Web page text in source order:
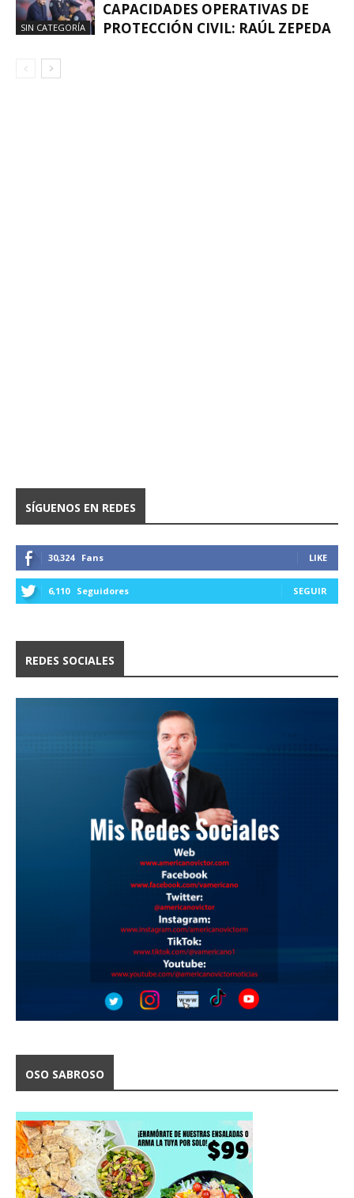
SIN CATEGORÍA
CAPACIDADES OPERATIVAS DE
PROTECCIÓN CIVIL: RAÚL ZEPEDA
SÍGUENOS EN REDES
30,324 Fans LIKE
6,110 Seguidores SEGUIR
REDES SOCIALES
OSO SABROSO